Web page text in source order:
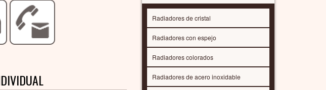
Radiadores de cristal
Radiadores con espejo
Radiadores colorados
Radiadores de acero inoxidable